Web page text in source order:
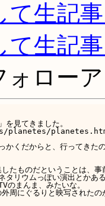
て生記
て生記
ォロー
を見てきました。
planetes/
かくだからと、行ってきた
たものだということは、事
タリウムっぽい演出とかあ
のまんま、みたいな。
周にぐるりと映写されたの